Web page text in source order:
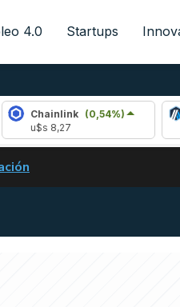
4.0 Startups
(0,54%)
EN ARGENTINA: IMPACTO